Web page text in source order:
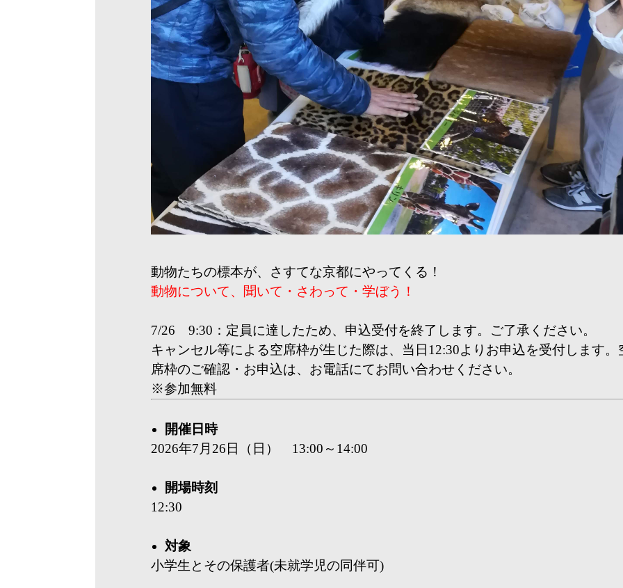
動物たちの標本が、さすてな京都にやってくる！
動物について、聞いて・さわって・学ぼう！
7/26 9:30：定員に達したため、申込受付を終了します。ご了承ください。
キャンセル等による空席枠が生じた際は、当日12:30よりお申込を受付します。
席枠のご確認・お申込は、お電話にてお問い合わせください。
※参加無料
開催日時
2026年7月26日（日） 13:00～14:00
開場時刻
12:30
対象
小学生とその保護者(未就学児の同伴可)